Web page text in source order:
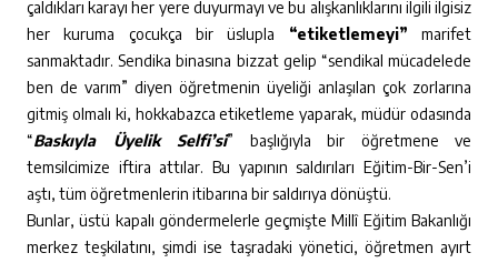
çaldıkları karayı her yere duyurmayı ve bu alışkanlıklarını ilgili ilgisiz
her kuruma çocukça bir üslupla “etiketlemeyi” marifet
sanmaktadır. Sendika binasına bizzat gelip “sendikal mücadelede
ben de varım” diyen öğretmenin üyeliği anlaşılan çok zorlarına
gitmiş olmalı ki, hokkabazca etiketleme yaparak, müdür odasında
“Baskıyla Üyelik Selfi’si” başlığıyla bir öğretmene ve
temsilcimize iftira attılar. Bu yapının saldırıları Eğitim-Bir-Sen’i
aştı, tüm öğretmenlerin itibarına bir saldırıya dönüştü.
Bunlar, üstü kapalı göndermelerle geçmişte Millî Eğitim Bakanlığı
merkez teşkilatını, şimdi ise taşradaki yönetici, öğretmen ayırt